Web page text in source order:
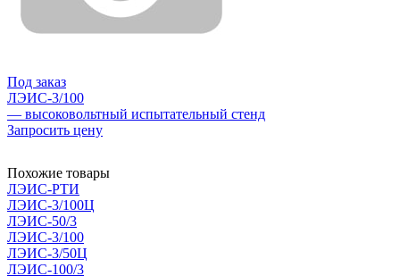
Под заказ
ЛЭИС-3/100
— высоковольтный испытательный стенд
Запросить цену
Похожие товары
ЛЭИС-РТИ
ЛЭИС-3/100Ц
ЛЭИС-50/3
ЛЭИС-3/100
ЛЭИС-3/50Ц
ЛЭИС-100/3